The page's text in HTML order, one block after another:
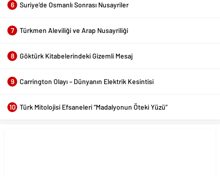
6 Suriye’de Osmanlı Sonrası Nusayriler
7 Türkmen Aleviliği ve Arap Nusayriliği
8 Göktürk Kitabelerindeki Gizemli Mesaj
9 Carrington Olayı – Dünyanın Elektrik Kesintisi
10 Türk Mitolojisi Efsaneleri “Madalyonun Öteki Yüzü”